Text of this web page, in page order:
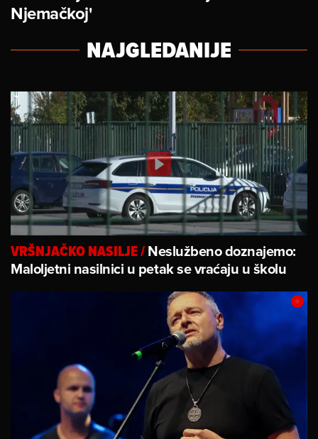
Njemačkoj'
NAJGLEDANIJE
VRŠNJAČKO NASILJE/Neslužbeno doznajemo:
Maloljetni nasilnici u petak se vraćaju u školu